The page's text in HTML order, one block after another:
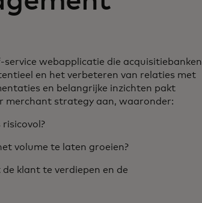
webapplicatie die acquisitiebanken
en het verbeteren van relaties met
en belangrijke inzichten pakt
merchant strategy aan, waaronder:
volume te laten groeien?
klant te verdiepen en de